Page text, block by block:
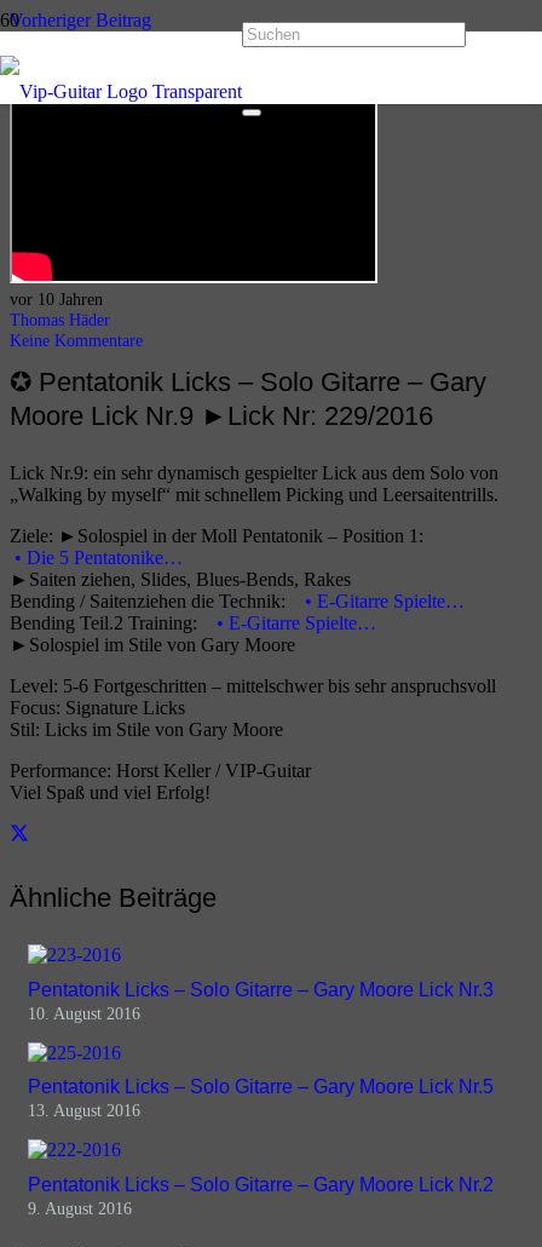
Vorheriger Beitrag
Pentatonik Licks – Solo Gitarre – Gary Moore Lick Nr.8
Nächster Beitrag
Pentatonik Licks – Solo Gitarre – Gary Moore Lick Nr.10
vor 10 Jahren
Thomas Häder
Keine Kommentare
✪ Pentatonik Licks – Solo Gitarre – Gary
Moore Lick Nr.9 ►Lick Nr: 229/2016
Lick Nr.9: ein sehr dynamisch gespielter Lick aus dem Solo von
„Walking by myself“ mit schnellem Picking und Leersaitentrills.
Ziele: ►Solospiel in der Moll Pentatonik – Position 1:
• Die 5 Pentatonike…
►Saiten ziehen, Slides, Blues-Bends, Rakes
Bending / Saitenziehen die Technik:
• E-Gitarre Spielte…
Bending Teil.2 Training:
• E-Gitarre Spielte…
►Solospiel im Stile von Gary Moore
Level: 5-6 Fortgeschritten – mittelschwer bis sehr anspruchsvoll
Focus: Signature Licks
Stil: Licks im Stile von Gary Moore
Performance: Horst Keller / VIP-Guitar
Viel Spaß und viel Erfolg!
Ähnliche Beiträge
Pentatonik Licks – Solo Gitarre – Gary Moore Lick Nr.3
10. August 2016
Pentatonik Licks – Solo Gitarre – Gary Moore Lick Nr.5
13. August 2016
Pentatonik Licks – Solo Gitarre – Gary Moore Lick Nr.2
9. August 2016